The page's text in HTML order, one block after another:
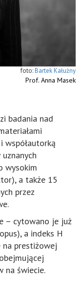
Bartek Kałużny
Prof. Anna Masek
badania nad
współautorką
wysokim
a także 15
przez
– cytowano je już
a indeks H
na prestiżowej
na świecie.